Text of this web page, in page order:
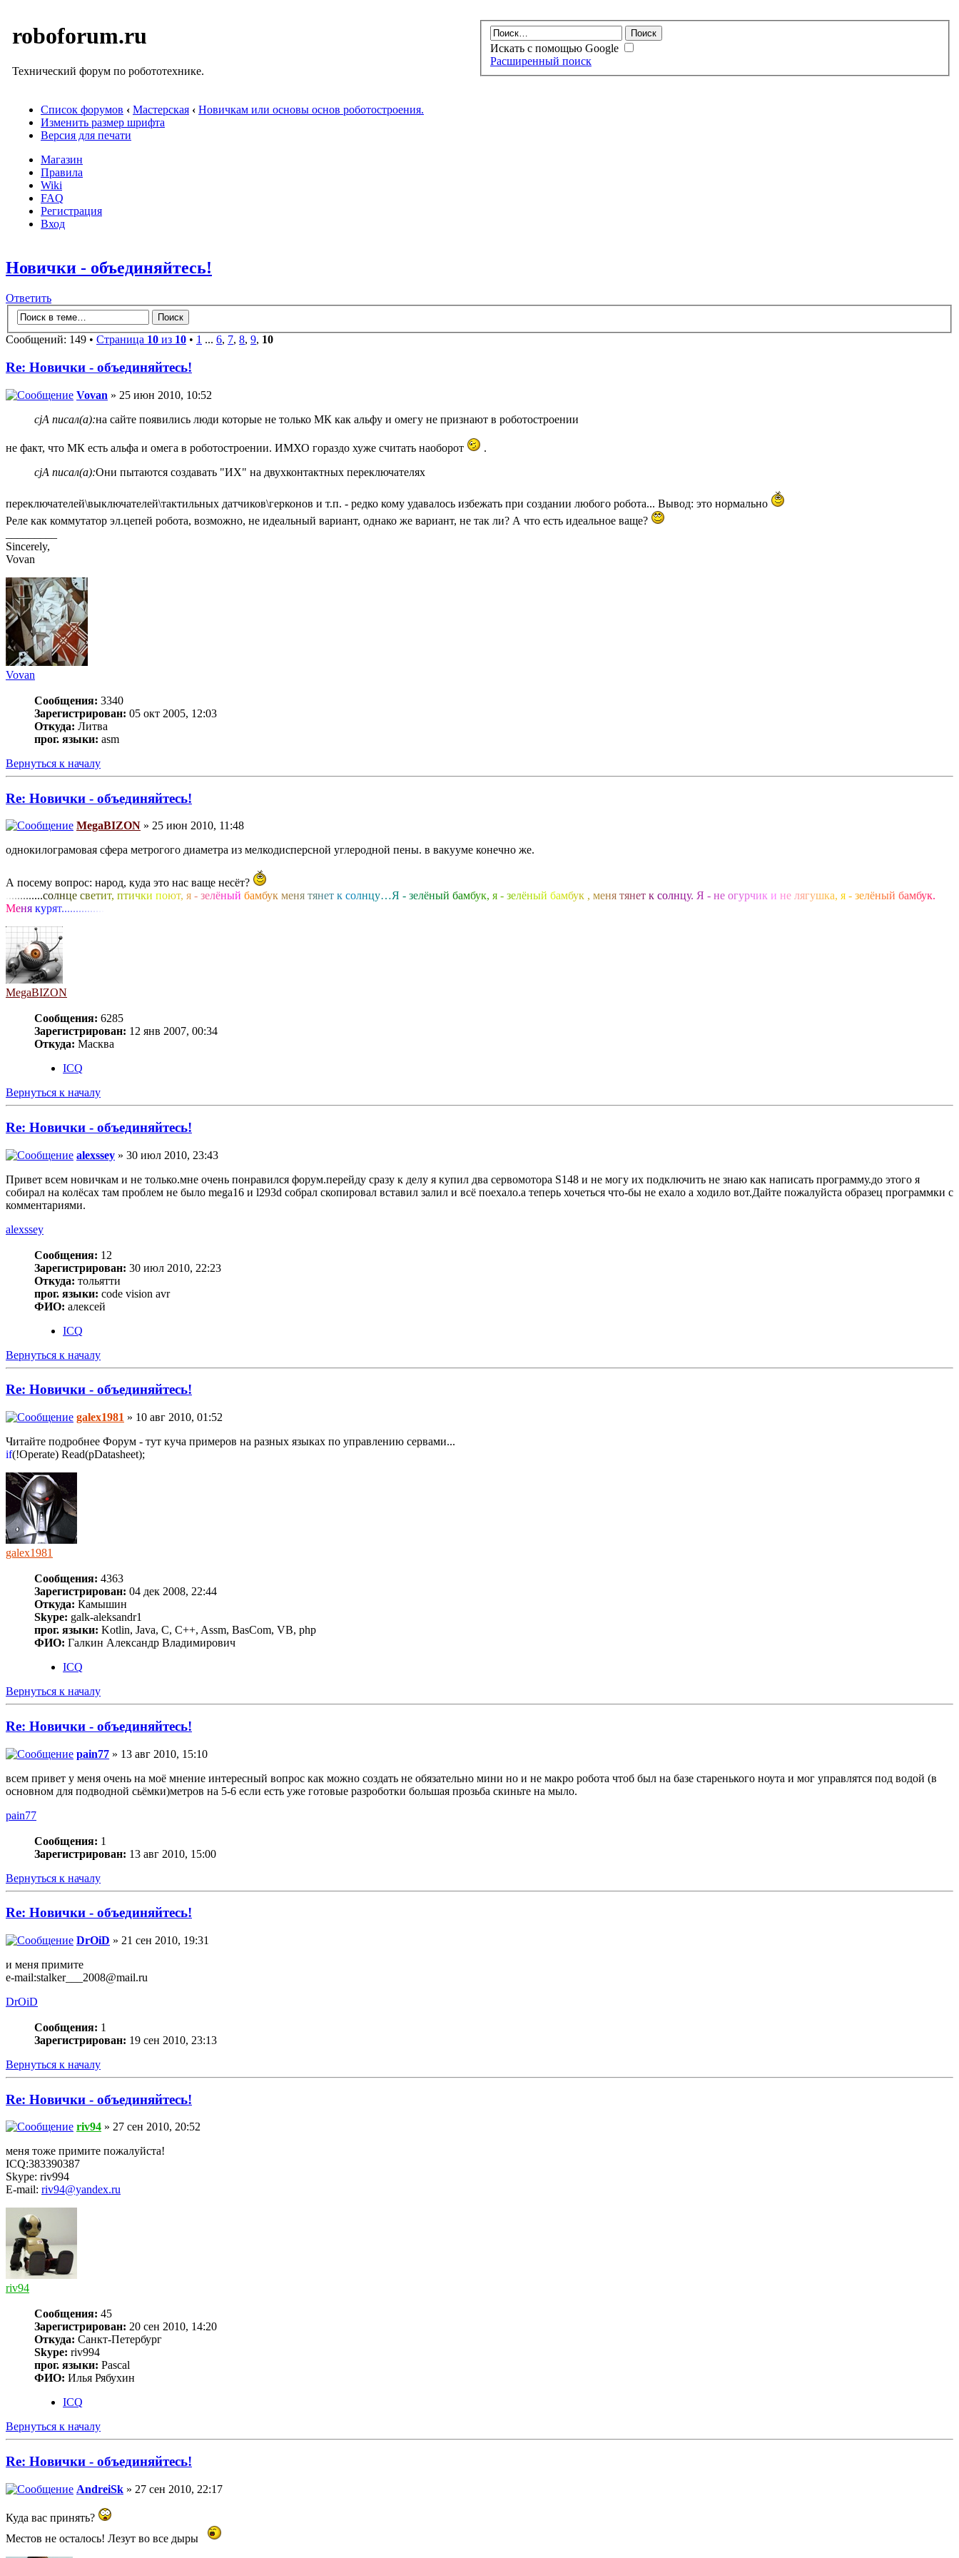
roboforum.ru
Технический форум по робототехнике.
Искать с помощью Google
Расширенный поиск
Список форумов ‹ Мастерская ‹ Новичкам или основы основ роботостроения.
Изменить размер шрифта
Версия для печати
Магазин
Правила
Wiki
FAQ
Регистрация
Вход
Новички - объединяйтесь!
Ответить
Сообщений: 149 • Страница 10 из 10 • 1 ... 6, 7, 8, 9, 10
Re: Новички - объединяйтесь!
Vovan » 25 июн 2010, 10:52
cjA писал(а):на сайте появились люди которые не только МК как альфу и омегу не признают в роботостроении
не факт, что МК есть альфа и омега в роботостроении. ИМХО гораздо хуже считать наоборот
.
cjA писал(а):Они пытаются создавать "ИХ" на двухконтактных переключателях
переключателей\выключателей\тактильных датчиков\герконов и т.п. - редко кому удавалось избежать при создании любого робота... Вывод: это нормально
Реле как коммутатор эл.цепей робота, возможно, не идеальный вариант, однако же вариант, не так ли? А что есть идеальное ваще?
Sincerely,
Vovan
Vovan
Сообщения: 3340
Зарегистрирован: 05 окт 2005, 12:03
Откуда: Литва
прог. языки: asm
Вернуться к началу
Re: Новички - объединяйтесь!
MegaBIZON » 25 июн 2010, 11:48
однокилограмовая сфера метрогого диаметра из мелкодисперсной углеродной пены. в вакууме конечно же.
А посему вопрос: народ, куда это нас ваще несёт?
............солнце светит, птички поют, я - зелёный бамбук меня тянет к солнцу…Я - зелёный бамбук, я - зелёный бамбук , меня тянет к солнцу. Я - не огурчик и не лягушка, я - зелёный бамбук.
Меня курят.............
MegaBIZON
Сообщения: 6285
Зарегистрирован: 12 янв 2007, 00:34
Откуда: Масква
ICQ
Вернуться к началу
Re: Новички - объединяйтесь!
alexssey » 30 июл 2010, 23:43
Привет всем новичкам и не только.мне очень понравился форум.перейду сразу к делу я купил два сервомотора S148 и не могу их подключить не знаю как написать программу.до этого я
собирал на колёсах там проблем не было mega16 и l293d собрал скопировал вставил залил и всё поехало.а теперь хочеться что-бы не ехало а ходило вот.Дайте пожалуйста образец программки с
комментариями.
alexssey
Сообщения: 12
Зарегистрирован: 30 июл 2010, 22:23
Откуда: тольятти
прог. языки: code vision avr
ФИО: алексей
ICQ
Вернуться к началу
Re: Новички - объединяйтесь!
galex1981 » 10 авг 2010, 01:52
Читайте подробнее Форум - тут куча примеров на разных языках по управлению сервами...
if(!Operate) Read(pDatasheet);
galex1981
Сообщения: 4363
Зарегистрирован: 04 дек 2008, 22:44
Откуда: Камышин
Skype: galk-aleksandr1
прог. языки: Kotlin, Java, C, C++, Assm, BasCom, VB, php
ФИО: Галкин Александр Владимирович
ICQ
Вернуться к началу
Re: Новички - объединяйтесь!
pain77 » 13 авг 2010, 15:10
всем привет у меня очень на моё мнение интересный вопрос как можно создать не обязательно мини но и не макро робота чтоб был на базе старенького ноута и мог управлятся под водой (в
основном для подводной сьёмки)метров на 5-6 если есть уже готовые разроботки большая прозьба скиньте на мыло.
pain77
Сообщения: 1
Зарегистрирован: 13 авг 2010, 15:00
Вернуться к началу
Re: Новички - объединяйтесь!
DrOiD » 21 сен 2010, 19:31
и меня примите
e-mail:stalker___2008@mail.ru
DrOiD
Сообщения: 1
Зарегистрирован: 19 сен 2010, 23:13
Вернуться к началу
Re: Новички - объединяйтесь!
riv94 » 27 сен 2010, 20:52
меня тоже примите пожалуйста!
ICQ:383390387
Skype: riv994
E-mail: riv94@yandex.ru
riv94
Сообщения: 45
Зарегистрирован: 20 сен 2010, 14:20
Откуда: Санкт-Петербург
Skype: riv994
прог. языки: Pascal
ФИО: Илья Рябухин
ICQ
Вернуться к началу
Re: Новички - объединяйтесь!
AndreiSk » 27 сен 2010, 22:17
Куда вас принять?
Местов не осталось! Лезут во все дыры